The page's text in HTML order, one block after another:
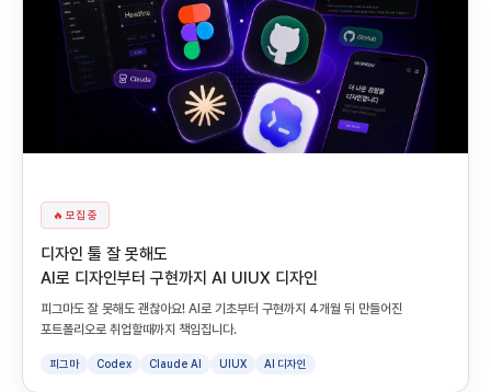
🔥 모집 중
디자인 툴 잘 못해도
AI로 디자인부터 구현까지 AI UIUX 디자인
피그마도 잘 못해도 괜찮아요! AI로 기초부터 구현까지 4개월 뒤 만들어진
포트폴리오로 취업할때까지 책임집니다.
피그마 Codex Claude AI UIUX AI 디자인